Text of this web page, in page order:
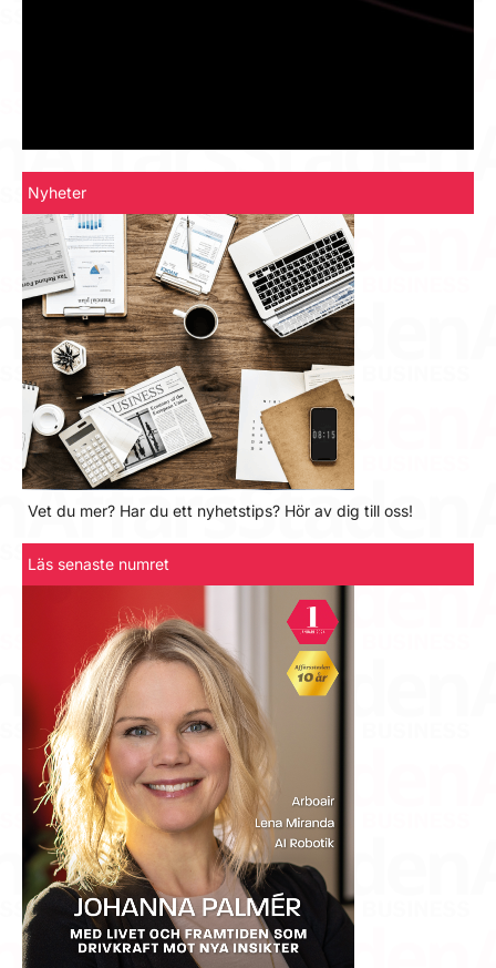
Nyheter
Vet du mer? Har du ett nyhetstips? Hör av dig till oss!
Läs senaste numret